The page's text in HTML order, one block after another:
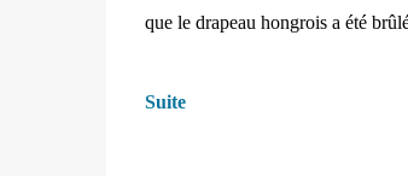
que le drapeau hongrois a été
Suite